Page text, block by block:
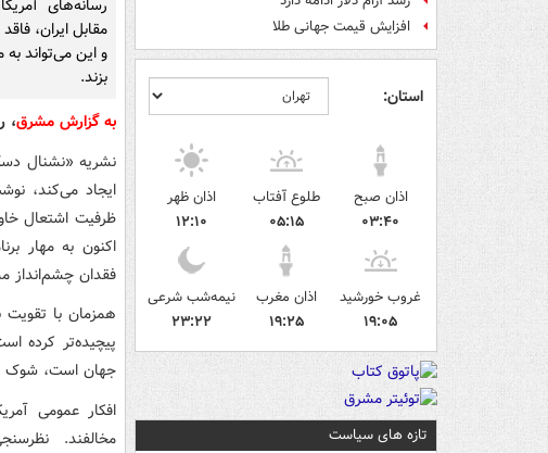
افزایش قیمت جهانی طلا
استان:
اذان صبح
۰۳:۴۰
طلوع آفتاب
۰۵:۱۵
اذان ظهر
۱۲:۱۰
غروب خورشید
۱۹:۰۵
اذان مغرب
۱۹:۲۵
نیمه‌شب شرعی
۲۳:۲۲
تازه های سیاست
رسانه‌های
مقابل ایران،
و این می‌تواند
بزند.
به گزارش مشرق،
نشریه «نشنال
ایجاد می‌کند،
ظرفیت اشتعال
اکنون به مهار
فقدان
همزمان با تقویت
پیچیده‌تر کرده
جهان است، شوک
افکار عمومی
مخالفند.